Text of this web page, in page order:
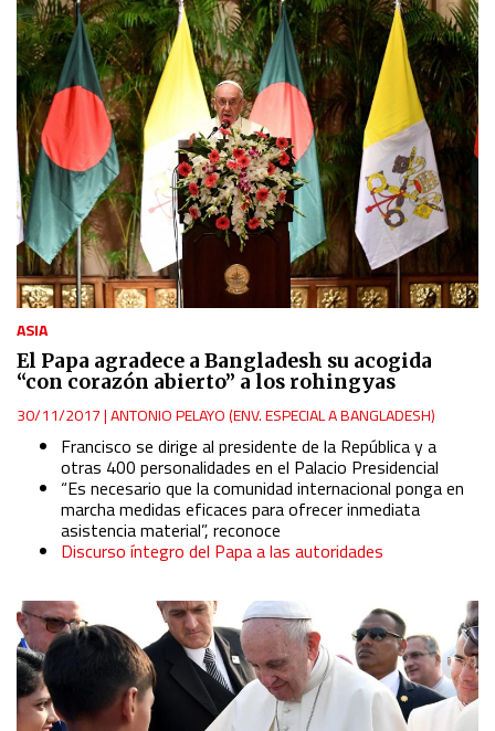
ASIA
El Papa agradece a Bangladesh su acogida
“con corazón abierto” a los rohingyas
30/11/2017|ANTONIO PELAYO (ENV. ESPECIAL A BANGLADESH)
Francisco se dirige al presidente de la República y a
otras 400 personalidades en el Palacio Presidencial
“Es necesario que la comunidad internacional ponga en
marcha medidas eficaces para ofrecer inmediata
asistencia material”, reconoce
Discurso íntegro del Papa a las autoridades